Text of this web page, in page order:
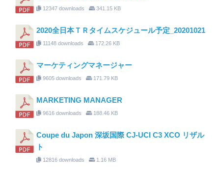
12347 downloads 341.15 KB
2020全日本ＴＲタイムスケジュール予定_20201021
11148 downloads 172.26 KB
マーケティングマネージャー
9605 downloads 171.79 KB
MARKETING MANAGER
9616 downloads 188.46 KB
Coupe du Japon 深坂国際 CJ-UCI C3 XCO リザル
ト
12816 downloads 1.16 MB